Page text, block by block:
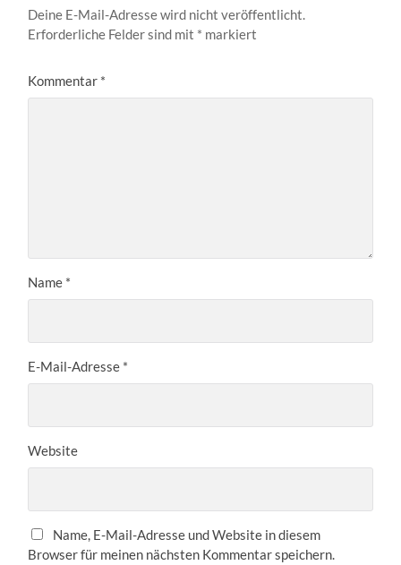
Deine E-Mail-Adresse wird nicht veröffentlicht.
Erforderliche Felder sind mit * markiert
Kommentar *
Name *
E-Mail-Adresse *
Website
Name, E-Mail-Adresse und Website in diesem
Browser für meinen nächsten Kommentar speichern.